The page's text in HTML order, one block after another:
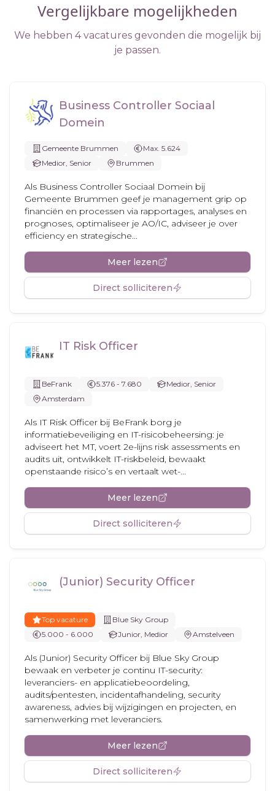
Vergelijkbare mogelijkheden
We hebben 4 vacatures gevonden die mogelijk bij
je passen.
Business Controller Sociaal
Domein
Gemeente Brummen
Max. 5.624
Medior, Senior
Brummen
Als Business Controller Sociaal Domein bij
Gemeente Brummen geef je management grip op
financiën en processen via rapportages, analyses en
prognoses, optimaliseer je AO/IC, adviseer je over
efficiency en strategische...
Meer lezen
Direct solliciteren
IT Risk Officer
BeFrank 5.376 - 7.680
Medior, Senior
Amsterdam
Als IT Risk Officer bij BeFrank borg je
informatiebeveiliging en IT-risicobeheersing: je
adviseert het MT, voert 2e-lijns risk assessments en
audits uit, ontwikkelt IT-riskbeleid, bewaakt
openstaande risico’s en vertaalt wet-...
Meer lezen
Direct solliciteren
(Junior) Security Officer
Top vacature
Blue Sky Group
5.000 - 6.000
Junior, Medior Amstelveen
Als (Junior) Security Officer bij Blue Sky Group
bewaak en verbeter je continu IT-security:
leveranciers- en applicatiebeoordeling,
audits/pentesten, incidentafhandeling, security
awareness, advies bij wijzigingen en projecten, en
samenwerking met leveranciers.
Meer lezen
Direct solliciteren